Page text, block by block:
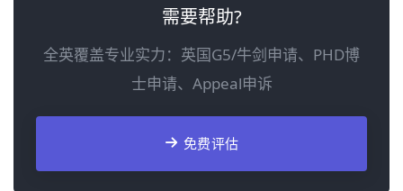
需要帮助?
全英覆盖专业实力：英国G5/牛剑申请、PHD博
士申请、Appeal申诉
免费评估